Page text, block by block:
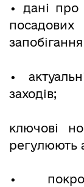
• дані про
•
заходів;
ключові
регулюють
•